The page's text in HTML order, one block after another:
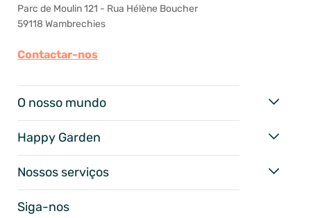
Parc de Moulin 121 - Rua Hélène Boucher
59118 Wambrechies
Contactar-nos
O nosso mundo
Happy Garden
Nossos serviços
Siga-nos